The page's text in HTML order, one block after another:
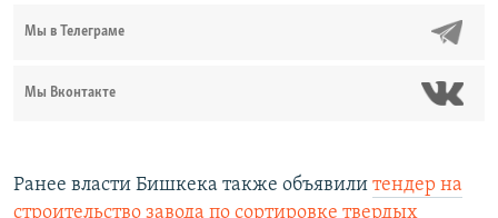
Мы в Телеграме
Мы Вконтакте
Ранее власти Бишкека также объявили тендер на
строительство завода по сортировке твердых